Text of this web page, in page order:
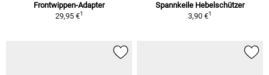
Frontwippen-Adapter
29,95 €1
Spannkeile Hebelschützer
3,90 €1